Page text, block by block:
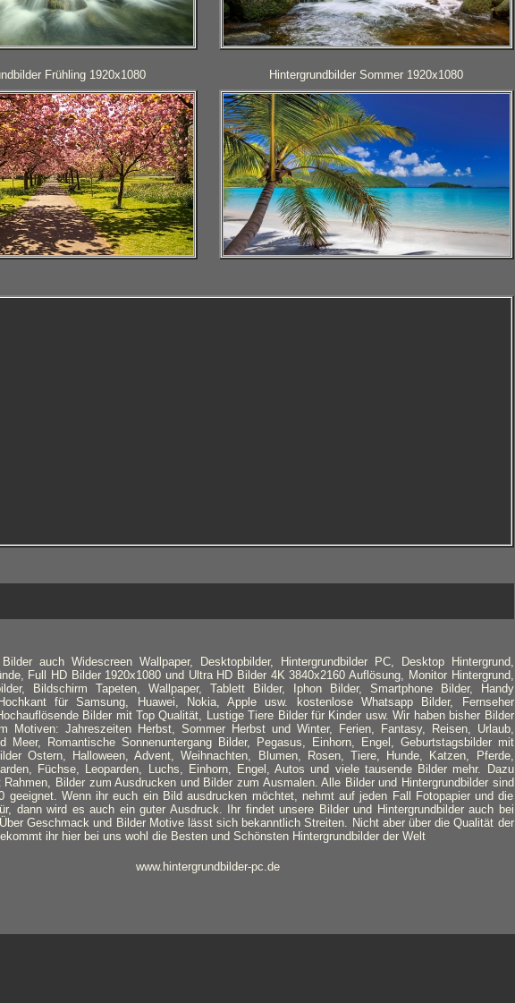
Frühling 1920x1080 Hintergrundbilder Sommer 1920x1080
auch Widescreen Wallpaper, Desktopbilder, Hintergrundbilder PC, Desktop Hintergrund,
Full HD Bilder 1920x1080 und Ultra HD Bilder 4K 3840x2160 Auflösung, Monitor Hintergrund,
Bildschirm Tapeten, Wallpaper, Tablett Bilder, Iphon Bilder, Smartphone Bilder, Handy
Hochkant für Samsung, Huawei, Nokia, Apple usw. kostenlose Whatsapp Bilder, Fernseher
Bilder mit Top Qualität, Lustige Tiere Bilder für Kinder usw. Wir haben bisher Bilder
Motiven: Jahreszeiten Herbst, Sommer Herbst und Winter, Ferien, Fantasy, Reisen, Urlaub,
Meer, Romantische Sonnenuntergang Bilder, Pegasus, Einhorn, Engel, Geburtstagsbilder mit
Ostern, Halloween, Advent, Weihnachten, Blumen, Rosen, Tiere, Hunde, Katzen, Pferde,
Füchse, Leoparden, Luchs, Einhorn, Engel, Autos und viele tausende Bilder mehr. Dazu
Rahmen, Bilder zum Ausdrucken und Bilder zum Ausmalen. Alle Bilder und Hintergrundbilder sind
geeignet. Wenn ihr euch ein Bild ausdrucken möchtet, nehmt auf jeden Fall Fotopapier und die
dann wird es auch ein guter Ausdruck. Ihr findet unsere Bilder und Hintergrundbilder auch bei
Geschmack und Bilder Motive lässt sich bekanntlich Streiten. Nicht aber über die Qualität der
ihr hier bei uns wohl die Besten und Schönsten Hintergrundbilder der Welt
www.hintergrundbilder-pc.de